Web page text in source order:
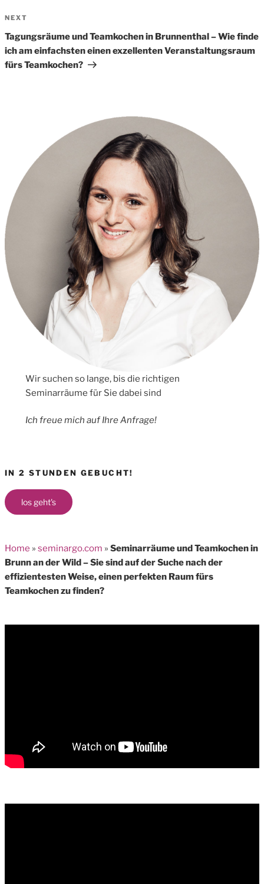
Next
Post
NEXT
Tagungsräume und Teamkochen in Brunnenthal – Wie finde
ich am einfachsten einen exzellenten Veranstaltungsraum
fürs Teamkochen?
Wir suchen so lange, bis die richtigen
Seminarräume für Sie dabei sind
Ich freue mich auf Ihre Anfrage!
IN 2 STUNDEN GEBUCHT!
los geht's
Home » seminargo.com » Seminarräume und Teamkochen in
Brunn an der Wild – Sie sind auf der Suche nach der
effizientesten Weise, einen perfekten Raum fürs
Teamkochen zu finden?